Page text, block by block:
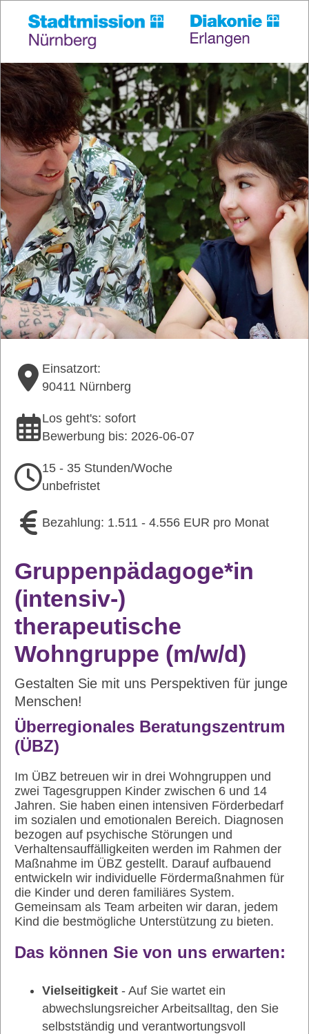
Einsatzort:
90411 Nürnberg
Los geht's: sofort
Bewerbung bis: 2026-06-07
15 - 35 Stunden/Woche
unbefristet
Bezahlung: 1.511 - 4.556 EUR pro Monat
Gruppenpädagoge*in
(intensiv-)
therapeutische
Wohngruppe (m/w/d)
Gestalten Sie mit uns Perspektiven für junge
Menschen!
Überregionales Beratungszentrum
(ÜBZ)
Im ÜBZ betreuen wir in drei Wohngruppen und
zwei Tagesgruppen Kinder zwischen 6 und 14
Jahren. Sie haben einen intensiven Förderbedarf
im sozialen und emotionalen Bereich. Diagnosen
bezogen auf psychische Störungen und
Verhaltensauffälligkeiten werden im Rahmen der
Maßnahme im ÜBZ gestellt. Darauf aufbauend
entwickeln wir individuelle Fördermaßnahmen für
die Kinder und deren familiäres System.
Gemeinsam als Team arbeiten wir daran, jedem
Kind die bestmögliche Unterstützung zu bieten.
Das können Sie von uns erwarten:
Vielseitigkeit - Auf Sie wartet ein
abwechslungsreicher Arbeitsalltag, den Sie
selbstständig und verantwortungsvoll